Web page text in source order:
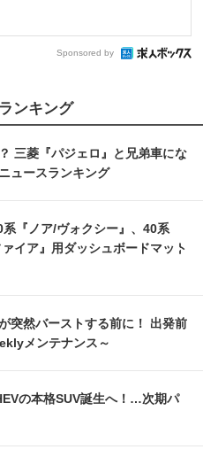
Sponsored by
ンキング
三菱『パジェロ』と兄弟車にな
ュースランキング
『ノア/ヴォクシー』、40系
イア』用ダッシュボードマット
突然バーストする前に！ 出発前
メンテナンス～
の本格SUV誕生へ！…次期パ